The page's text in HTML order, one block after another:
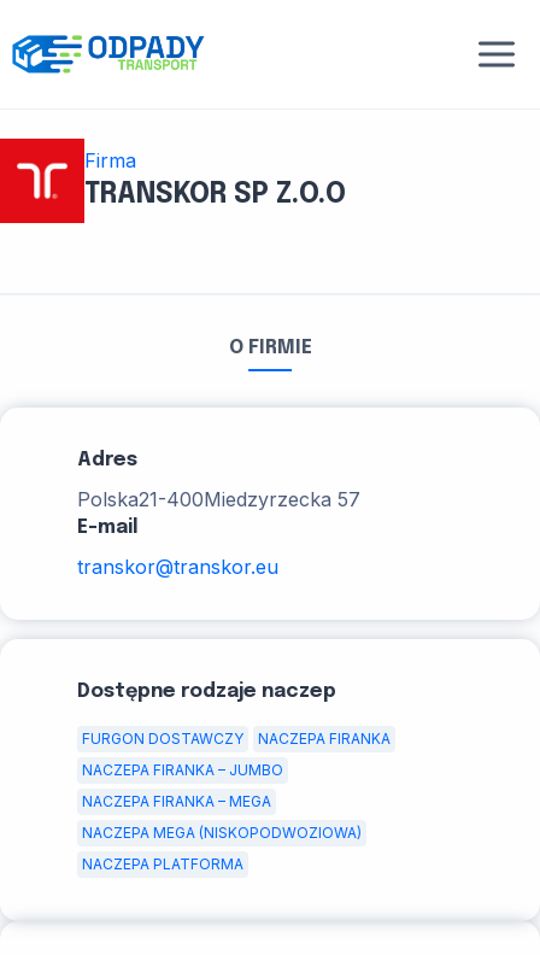
do
treści
Firma
TRANSKOR SP Z.O.O
O FIRMIE
Adres
Polska21-400Miedzyrzecka 57
E-mail
transkor@transkor.eu
Dostępne rodzaje naczep
FURGON DOSTAWCZY
NACZEPA FIRANKA
NACZEPA FIRANKA – JUMBO
NACZEPA FIRANKA – MEGA
NACZEPA MEGA (NISKOPODWOZIOWA)
NACZEPA PLATFORMA